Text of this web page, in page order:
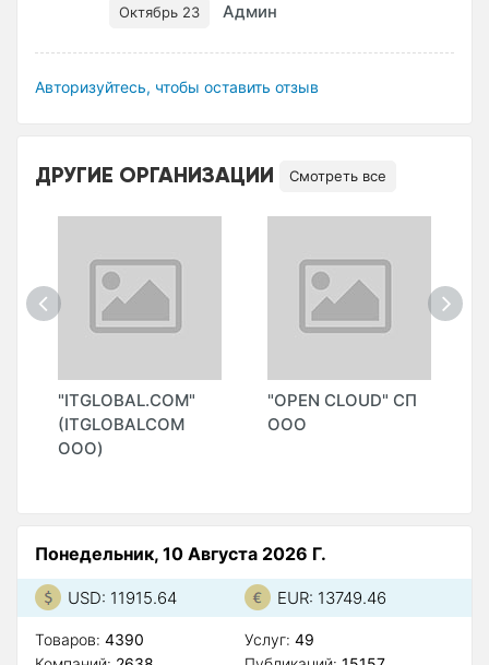
Октябрь 23 Админ
Авторизуйтесь, чтобы оставить отзыв
ДРУГИЕ ОРГАНИЗАЦИИ Смотреть все
"ITGLOBAL.COM"
(ITGLOBALCOM
ООО)
"OPEN CLOUD" СП
ООО
Понедельник, 10 Августа 2026 Г.
USD: 11915.64 EUR: 13749.46
Товаров: 4390
Услуг: 49